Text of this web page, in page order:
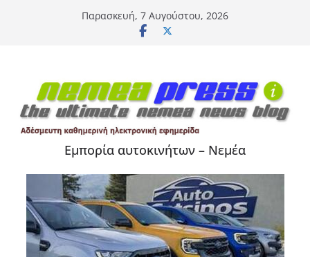
Παρασκευή, 7 Αυγούστου, 2026
Εμπορία αυτοκινήτων – Νεμέα